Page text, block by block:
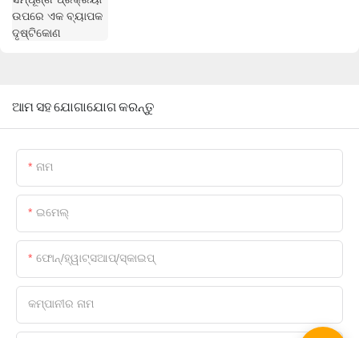
ଆମ ସହ ଯୋଗାଯୋଗ କରନ୍ତୁ
ନାମ
ଇମେଲ୍
ଫୋନ୍/ହ୍ୱାଟ୍ସଆପ୍/ସ୍କାଇପ୍
କମ୍ପାନୀର ନାମ